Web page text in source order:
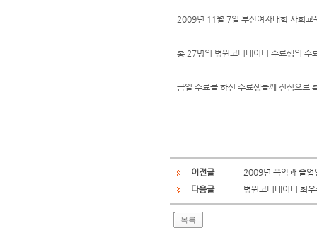
2009년 11월 7일 부산여자대학 사회교
총 27명의 병원코디네이터 수료생의 수
금일 수료를 하신 수료생들께 진심으로
이전글
2009년 음악과 졸업
다음글
병원코디네이터 최
목록